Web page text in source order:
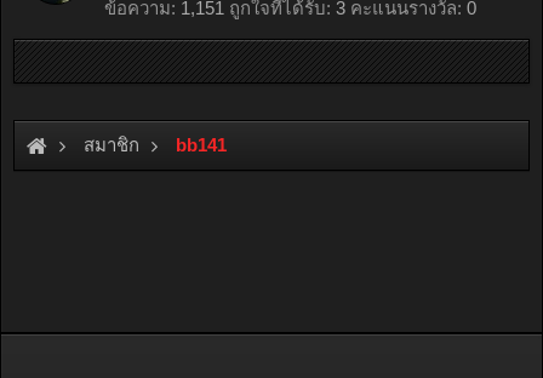
ข้อความ: 1,151 ถูกใจที่ได้รับ: 3 คะแนนรางวัล: 0
สมาชิก bb141